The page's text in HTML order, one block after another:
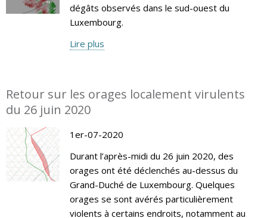
dégâts observés dans le sud-ouest du
Luxembourg.
Lire plus
Retour sur les orages localement virulents
du 26 juin 2020
1er-07-2020
Durant l’après-midi du 26 juin 2020, des
orages ont été déclenchés au-dessus du
Grand-Duché de Luxembourg. Quelques
orages se sont avérés particulièrement
violents à certains endroits, notamment au